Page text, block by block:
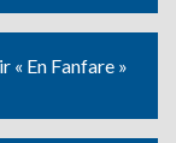
« En Fanfare »